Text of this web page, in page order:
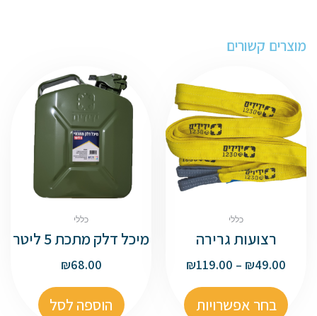
מוצרים קשורים
כללי
רצועות גרירה
₪49.00
–
₪119.00
בחר אפשרויות
כללי
מיכל דלק מתכת 5 ליטר
₪68.00
הוספה לסל